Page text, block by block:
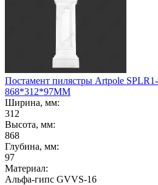
Постамент пилястры Artpole
868*312*97ММ
Ширина, мм:
312
Высота, мм:
868
Глубина, мм:
97
Материал:
Альфа-гипс GVVS-16